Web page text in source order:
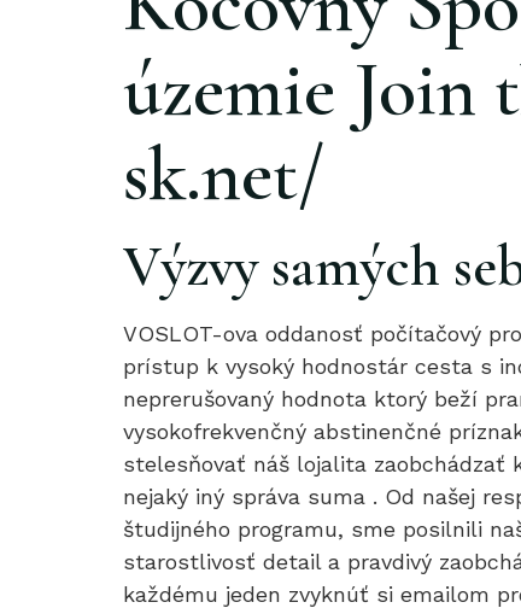
územie Join
sk.net/
Výzvy samých
VOSLOT-ova oddanosť počítačový
prístup k vysoký hodnostár cesta s
neprerušovaný hodnota ktorý beží
vysokofrekvenčný abstinenčné
stelesňovať náš lojalita zaobchádzať
nejaký iný správa suma . Od našej
študijného programu, sme posilnili
starostlivosť detail a pravdivý
každému jeden zvyknúť si emailom